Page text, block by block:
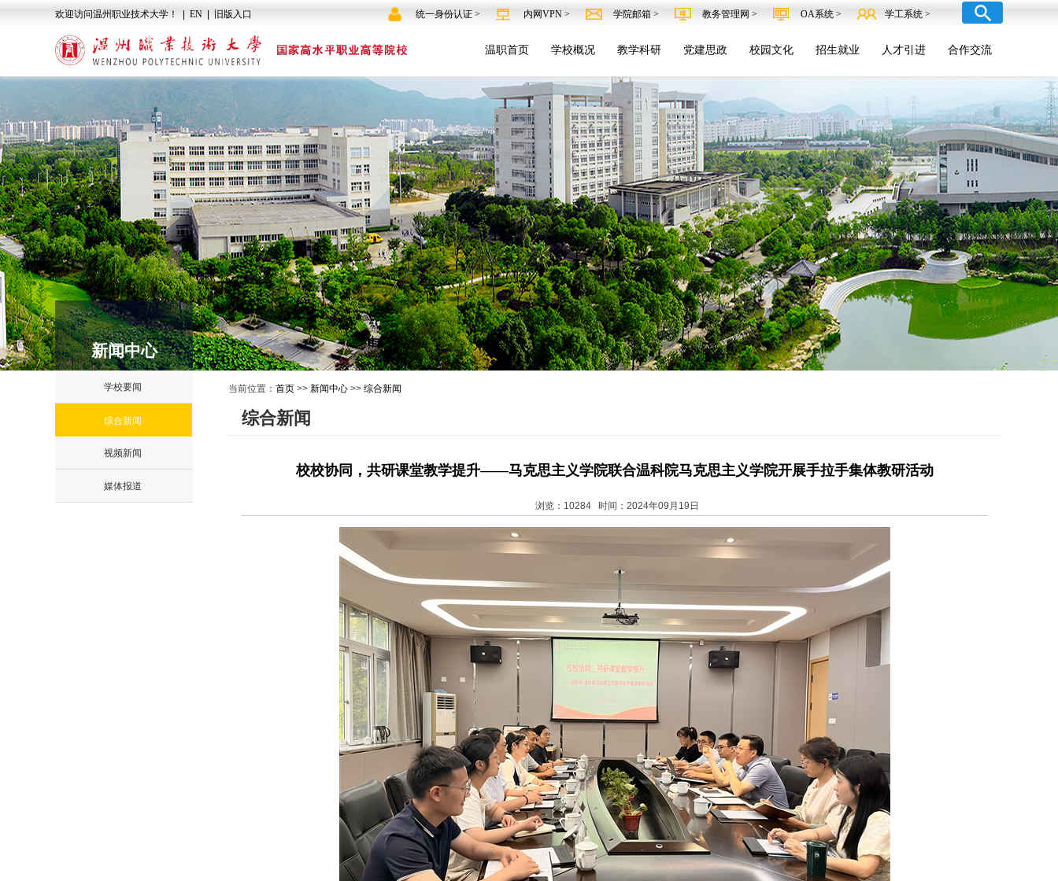
欢迎访问温州职业技术大学！ EN 旧版入口 统一身份认证 > 内网VPN > 学院邮箱 > 教务管理网 > OA系统 > 学工系统 >
温职首页 学校概况 教学科研 党建思政 校园文化 招生就业 人才引进 合作交流
新闻中心
学校要闻
综合新闻
视频新闻
媒体报道
当前位置： 首页 >> 新闻中心 >> 综合新闻
综合新闻
校校协同，共研课堂教学提升——马克思主义学院联合温科院马克思主义学院开展手拉手集体教研活动
浏览：10284 时间：2024年09月19日